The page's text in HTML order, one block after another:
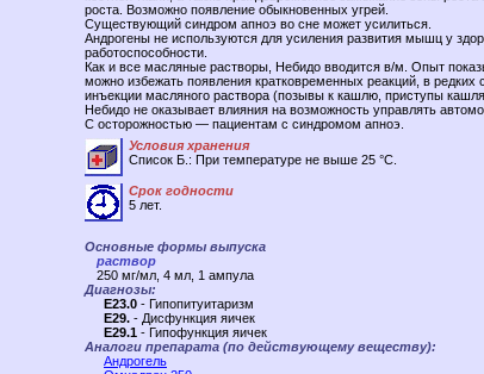
роста. Возможно появление обыкновенных угрей.
Существующий синдром апноэ во сне может усилиться.
Андрогены не используются для усиления развития мышц у
работоспособности.
Как и все масляные растворы, Небидо вводится в/м. Опыт
можно избежать появления кратковременных реакций, в
инъекции масляного раствора (позывы к кашлю, приступы
Небидо не оказывает влияния на возможность управлять
С осторожностью — пациентам с синдромом апноэ.
Условия хранения
Список Б.: При температуре не выше 25 °C.
Срок годности
5 лет.
Основные формы выпуска
раствор
250 мг/мл, 4 мл, 1 ампула
Диагнозы:
E23.0 - Гипопитуитаризм
E29. - Дисфункция яичек
E29.1 - Гипофункция яичек
Аналоги препарата (по действующему веществу):
Андрогель